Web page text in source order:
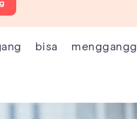
bisa